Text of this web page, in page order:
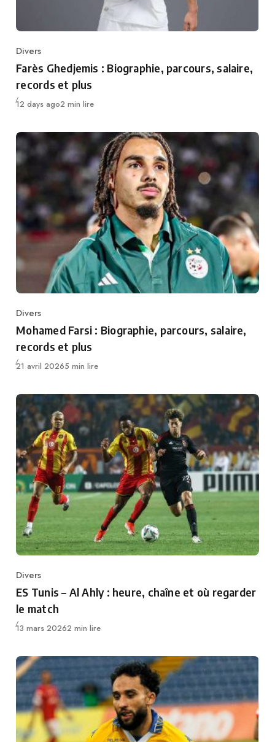
Category
Divers
Farès Ghedjemis : Biographie, parcours, salaire,
records et plus
Publié
12 days ago2 min lire
Category
Divers
Mohamed Farsi : Biographie, parcours, salaire,
records et plus
Publié
21 avril 20265 min lire
Category
Divers
ES Tunis – Al Ahly : heure, chaîne et où regarder
le match
Publié
13 mars 20262 min lire